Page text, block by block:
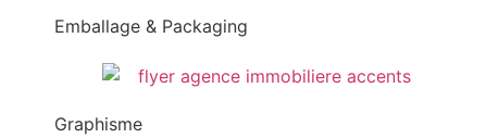
Emballage & Packaging
Graphisme